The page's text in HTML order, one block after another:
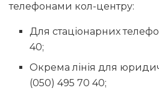
телефонами кол-центру:
Для стаціонарних
40;
Окрема лінія для
(050) 495 70 40;